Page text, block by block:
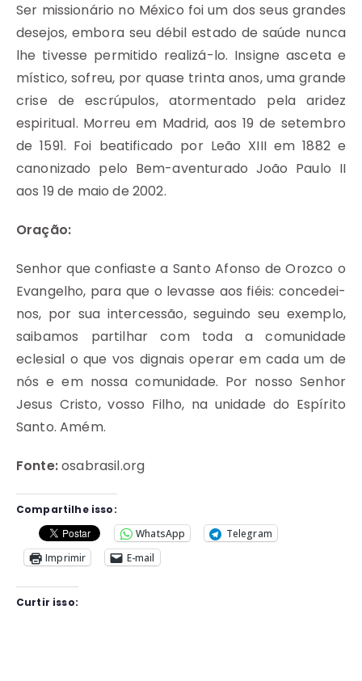
Ser missionário no México foi um dos seus grandes
desejos, embora seu débil estado de saúde nunca
lhe tivesse permitido realizá-lo. Insigne asceta e
místico, sofreu, por quase trinta anos, uma grande
crise de escrúpulos, atormentado pela aridez
espiritual. Morreu em Madrid, aos 19 de setembro
de 1591. Foi beatificado por Leão XIII em 1882 e
canonizado pelo Bem-aventurado João Paulo II
aos 19 de maio de 2002.
Oração:
Senhor que confiaste a Santo Afonso de Orozco o
Evangelho, para que o levasse aos fiéis: concedei-
nos, por sua intercessão, seguindo seu exemplo,
saibamos partilhar com toda a comunidade
eclesial o que vos dignais operar em cada um de
nós e em nossa comunidade. Por nosso Senhor
Jesus Cristo, vosso Filho, na unidade do Espírito
Santo. Amém.
Fonte:osabrasil.org
Compartilhe isso:
WhatsApp
Telegram
Imprimir
E-mail
Curtir isso: